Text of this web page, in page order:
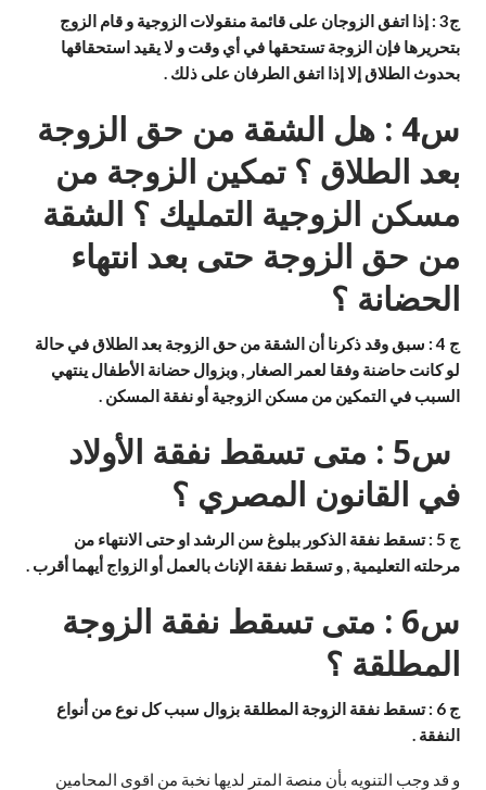
ج3 : إذا اتفق الزوجان على قائمة منقولات الزوجية و قام الزوج
بتحريرها فإن الزوجة تستحقها في أي وقت و لا يقيد استحقاقها
بحدوث الطلاق إلا إذا اتفق الطرفان على ذلك .
س4 : هل الشقة من حق الزوجة
بعد الطلاق ؟ تمكين الزوجة من
مسكن الزوجية التمليك ؟ الشقة
من حق الزوجة حتى بعد انتهاء
الحضانة ؟
ج 4 : سبق وقد ذكرنا أن الشقة من حق الزوجة بعد الطلاق في حالة
لو كانت حاضنة وفقا لعمر الصغار , وبزوال حضانة الأطفال ينتهي
السبب في التمكين من مسكن الزوجية أو نفقة المسكن .
س5 : متى تسقط نفقة الأولاد
في القانون المصري ؟
ج 5 : تسقط نفقة الذكور ببلوغ سن الرشد او حتى الانتهاء من
مرحلته التعليمية , و تسقط نفقة الإناث بالعمل أو الزواج أيهما أقرب .
س6 : متى تسقط نفقة الزوجة
المطلقة ؟
ج 6 : تسقط نفقة الزوجة المطلقة بزوال سبب كل نوع من أنواع
النفقة .
و قد وجب التنويه بأن منصة المتر لديها نخبة من اقوى المحامين